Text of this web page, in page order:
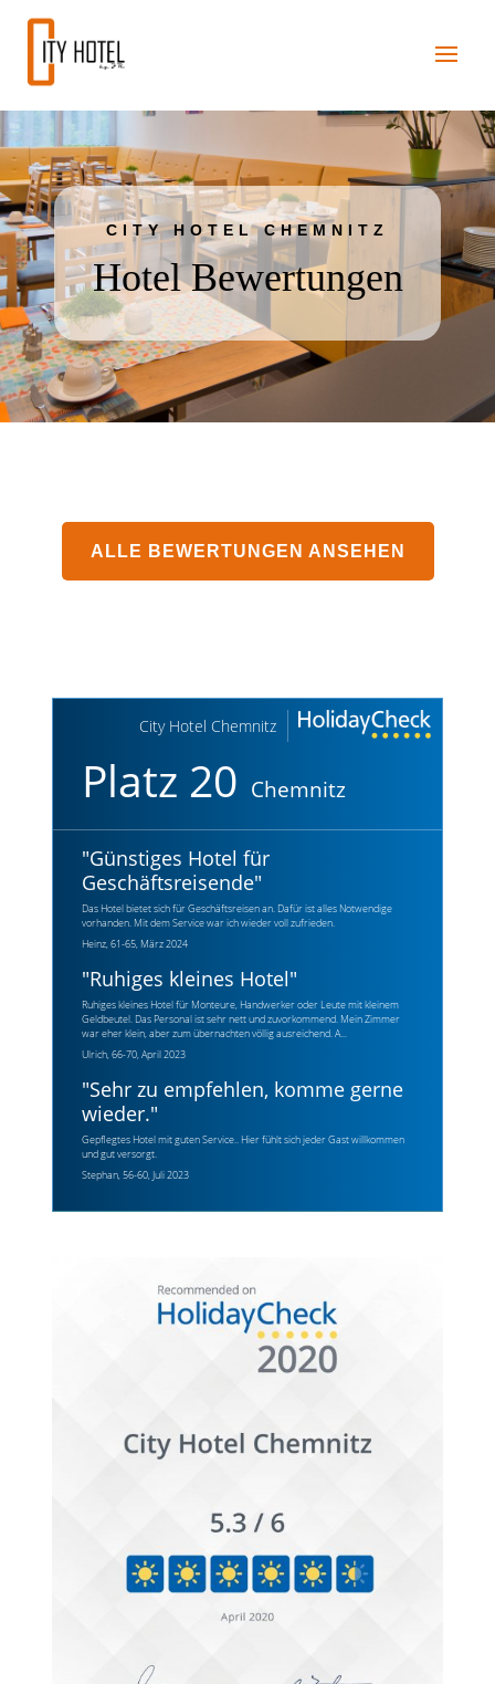
CITY HOTEL CHEMNITZ
Hotel Bewertungen
ALLE BEWERTUNGEN ANSEHEN
City Hotel Chemnitz
Platz 20 Chemnitz
"Günstiges Hotel für
Geschäftsreisende"
Das Hotel bietet sich für Geschäftsreisen an. Dafür ist alles Notwendige
vorhanden. Mit dem Service war ich wieder voll zufrieden.
Heinz, 61-65, März 2024
"Ruhiges kleines Hotel"
Ruhiges kleines Hotel für Monteure, Handwerker oder Leute mit kleinem
Geldbeutel. Das Personal ist sehr nett und zuvorkommend. Mein Zimmer
war eher klein, aber zum übernachten völlig ausreichend. A...
Ulrich, 66-70, April 2023
"Sehr zu empfehlen, komme gerne
wieder."
Gepflegtes Hotel mit guten Service.. Hier fühlt sich jeder Gast willkommen
und gut versorgt.
Stephan, 56-60, Juli 2023